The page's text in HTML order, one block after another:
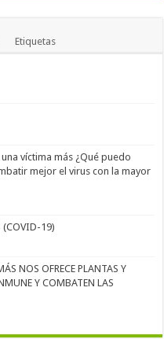
Etiquetas
víctima más ¿Qué puedo
mejor el virus con la mayor
(COVID-19)
NOS OFRECE PLANTAS Y
Y COMBATEN LAS